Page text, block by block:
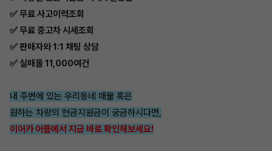
✅ 무료 사고이력조회
✅ 무료 중고차 시세조회
✅ 판매자와 1:1 채팅 상담
✅ 실매물 11,000여건
내 주변에 있는 우리동네 매물 혹은
원하는 차량의 현금지원금이 궁금하시다면,
이어카 어플에서 지금 바로 확인해보세요!